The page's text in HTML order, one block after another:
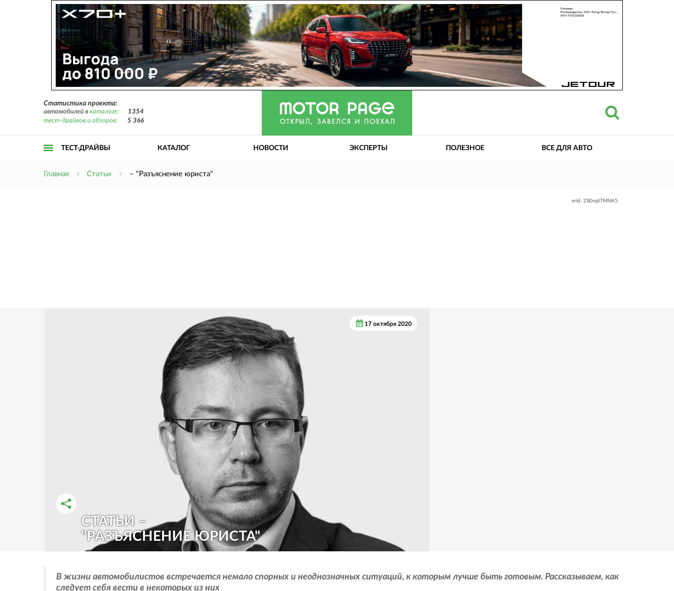
Статистика проекта:
автомобилей в каталоге:
1354
тест-драйвов и обзоров:
5 366
ТЕСТ-ДРАЙВЫ КАТАЛОГ НОВОСТИ ЭКСПЕРТЫ ПОЛЕЗНОЕ ВСЕ ДЛЯ АВТО
Главная Статьи – "Разъяснение юриста"
erid: 2SDnjd7MNK5
СТАТЬИ –
"РАЗЪЯСНЕНИЕ ЮРИСТА"
17 октября 2020
РАССКАЗАТЬ ВО ВКОНТАКТЕ
РАССКАЗАТЬ В ОДНОКЛАССНИКАХ
В жизни автомобилистов встречается немало спорных и неоднозначных ситуаций, к которым лучше быть готовым. Рассказываем, как
следует себя вести в некоторых из них